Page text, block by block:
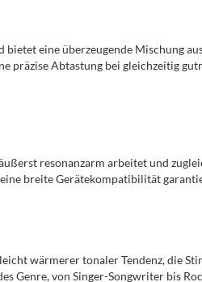
eine überzeugende Mischung
präzise Abtastung bei gleichzeitig
resonanzarm arbeitet und
breite Gerätekompatibilität
wärmerer tonaler Tendenz, die
Genre, von Singer-Songwriter bis